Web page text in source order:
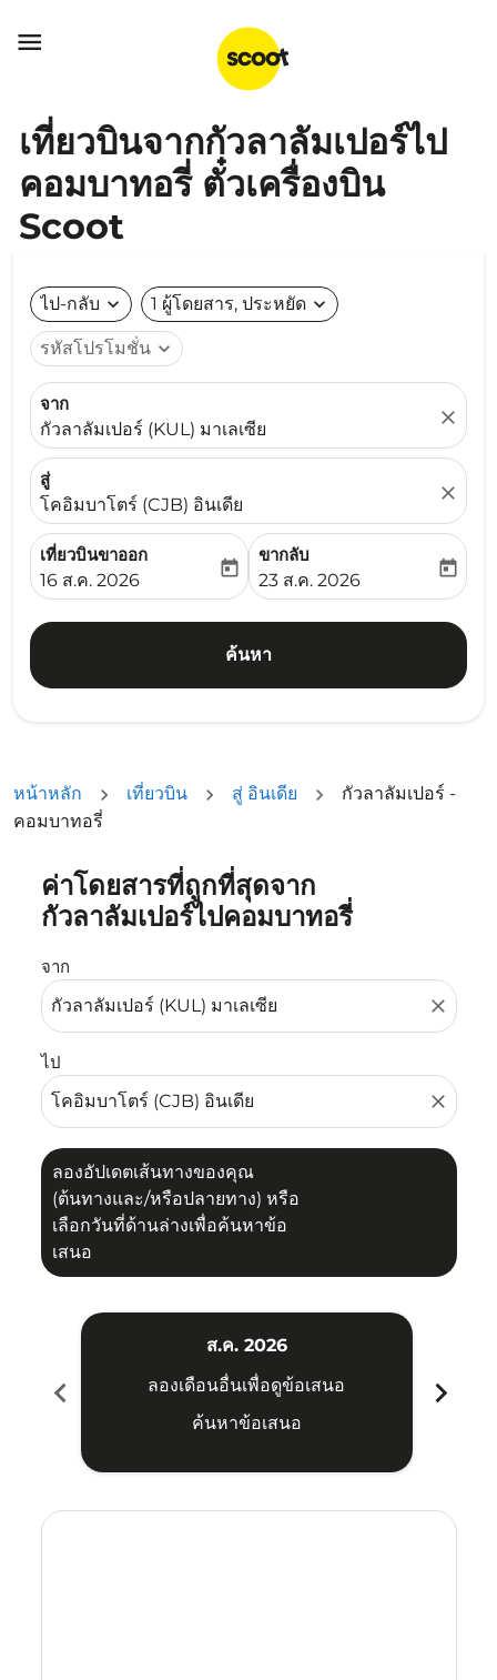

เที่ยวบินจากกัวลาลัมเปอร์ไป
คอมบาทอรี่ ตั๋วเครื่องบิน
Scoot
ไป-กลับ expand_more 1 ผู้โดยสาร, ประหยัด expand_more
รหัสโปรโมชั่น expand_more
จาก
กัวลาลัมเปอร์ (KUL) มาเลเซีย
close
สู่
โคอิมบาโตร์ (CJB) อินเดีย
close
เที่ยวบินขาออก
fc-booking-departure-date-aria-label
16 ส.ค. 2026
today
ขากลับ
fc-booking-return-date-
23 ส.ค. 2026
today
ค้นหา
หน้าหลัก เที่ยวบิน สู่ อินเดีย
กัวลาลัมเปอร์ -
คอมบาทอรี่
ค่าโดยสารที่ถูกที่สุดจาก
กัวลาลัมเปอร์ไปคอมบาทอรี่
จาก
close
ไป
close
ลองอัปเดตเส้นทางของคุณ
(ต้นทางและ/หรือปลายทาง) หรือ
เลือกวันที่ด้านล่างเพื่อค้นหาข้อ
เสนอ
ลองอัปเดตเส้นทางของคุณ (ต้นทางและ/หรือปลายทาง) หรื
chevron_left
ส.ค. 2026
ลองเดือนอื่นเพื่อดูข้อเสนอ
ค้นหาข้อเสนอ
chevron_right